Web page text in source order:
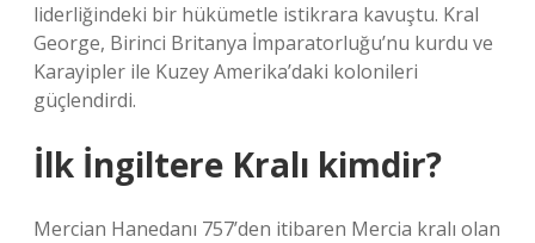
liderliğindeki bir hükümetle istikrara kavuştu. Kral
George, Birinci Britanya İmparatorluğu’nu kurdu ve
Karayipler ile Kuzey Amerika’daki kolonileri
güçlendirdi.
İlk İngiltere Kralı kimdir?
Mercian Hanedanı 757’den itibaren Mercia kralı olan